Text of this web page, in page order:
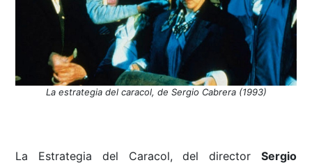
La estrategia del caracol, de Sergio Cabrera (1993)
La Estrategia del Caracol, del director Sergio